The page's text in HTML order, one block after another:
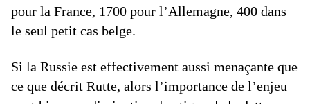
pour la France, 1700 pour l’Allemagne, 400 dans
le seul petit cas belge.
Si la Russie est effectivement aussi menaçante que
ce que décrit Rutte, alors l’importance de l’enjeu